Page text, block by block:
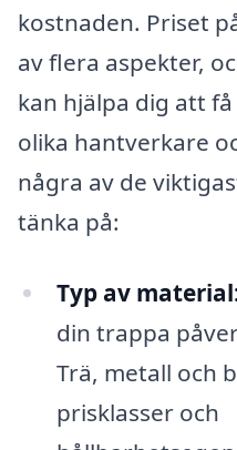
kostnaden. Priset
av flera aspekter,
kan hjälpa dig att
olika hantverkare
några av de
tänka på:
Typ av
din trappa
Trä, metall och
prisklasser och